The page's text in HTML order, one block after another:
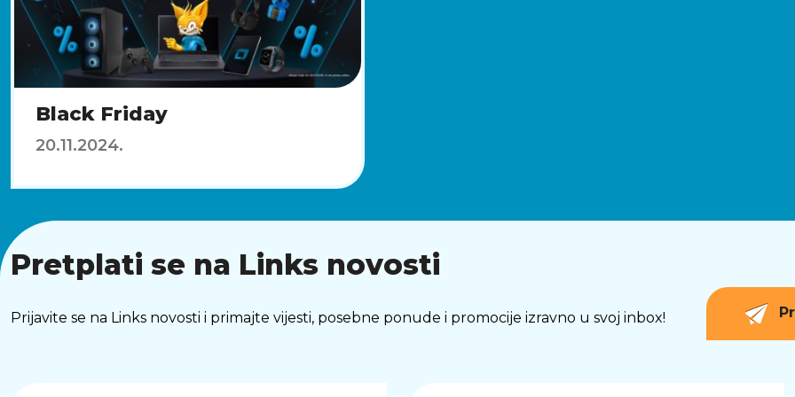
Black Friday
20.11.2024.
Pretplati se na Links novosti
Prijavite se na Links novosti i primajte vijesti, posebne ponude i promocije izravno u svoj inbox!